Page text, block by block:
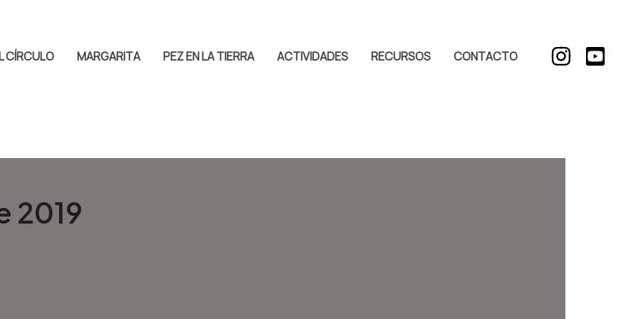
CÍRCULO MARGARITA PEZ EN LA TIERRA ACTIVIDADES RECURSOS CONTACTO
2019